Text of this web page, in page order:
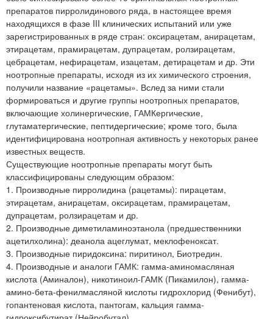
препаратов пирролидинового ряда, в настоящее время
находящихся в фазе III клинических испытаний или уже
зарегистрированных в ряде стран: оксирацетам, анирацетам,
этирацетам, прамирацетам, дупрацетам, ролзирацетам,
цебрацетам, нефирацетам, изацетам, детирацетам и др. Эти
ноотропные препараты, исходя из их химического строения,
получили название «рацетамы». Вслед за ними стали
формироваться и другие группы ноотропных препаратов,
включающие холинергические, ГАМКергические,
глутаматергические, пептидергические; кроме того, была
идентифицирована ноотропная активность у некоторых ранее
известных веществ.
Существующие ноотропные препараты могут быть
классифицированы следующим образом:
1. Производные пирролидина (рацетамы): пирацетам,
этирацетам, анирацетам, оксирацетам, прамирацетам,
дупрацетам, ролзирацетам и др.
2. Производные диметиламиноэтанола (предшественники
ацетилхолина): деанола ацеглумат, меклофеноксат.
3. Производные пиридоксина: пиритинол, Биотредин.
4. Производные и аналоги ГАМК: гамма-аминомасляная
кислота (Аминалон), никотиноил-ГАМК (Пикамилон), гамма-
амино-бета-фенилмасляной кислоты гидрохлорид (Фенибут),
гопантеновая кислота, пантогам, кальция гамма-